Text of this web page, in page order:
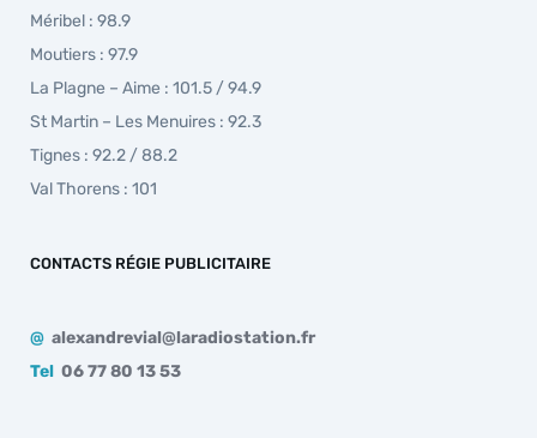
Méribel : 98.9
Moutiers : 97.9
La Plagne – Aime : 101.5 / 94.9
St Martin – Les Menuires : 92.3
Tignes : 92.2 / 88.2
Val Thorens : 101
CONTACTS RÉGIE PUBLICITAIRE
@ alexandrevial@laradiostation.fr
Tel 06 77 80 13 53